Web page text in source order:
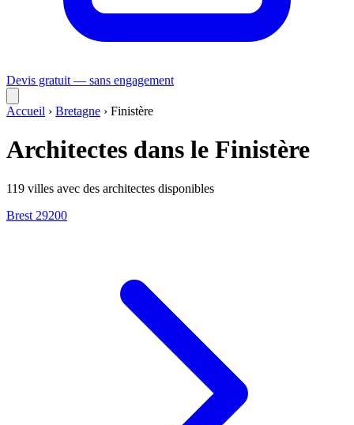
Devis gratuit — sans engagement
Accueil › Bretagne › Finistère
Architectes dans le Finistère
119 villes avec des architectes disponibles
Brest 29200